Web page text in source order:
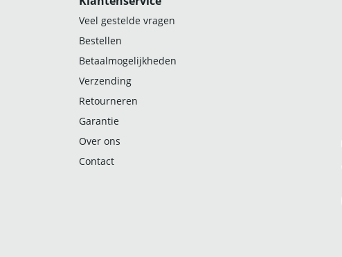
Veel gestelde vragen
Bestellen
Betaalmogelijkheden
Verzending
Retourneren
Garantie
Over ons
Contact